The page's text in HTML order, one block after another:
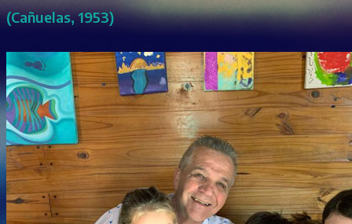
(Cañuelas, 1953)